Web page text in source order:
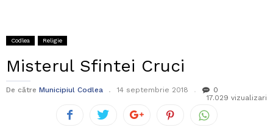
Codlea Religie
Misterul Sfintei Cruci
De către Municipiul Codlea 14 septembrie 2018
0
17.029 vizualizari